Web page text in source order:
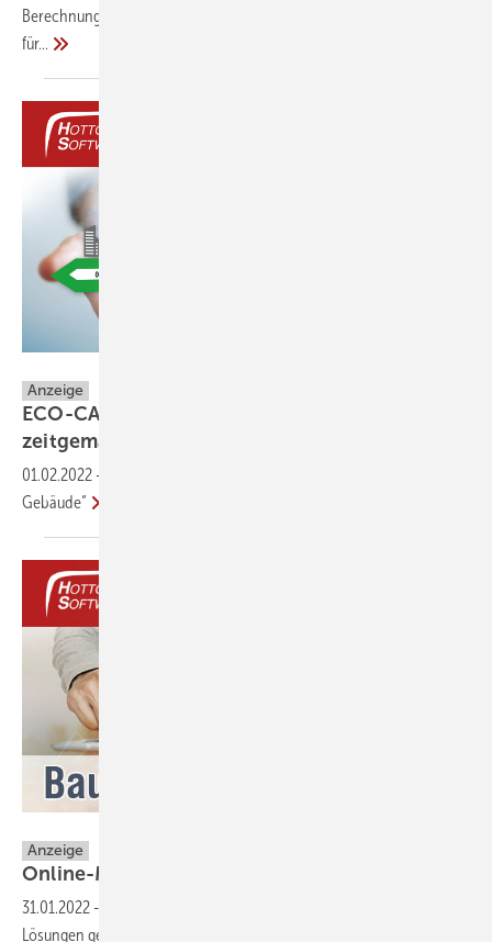
Berechnungsalgorithmen nach Vorgaben der Deutschen Gesellschaft
für...
Anzeige
ECO-CAD von Hottgenroth – DAS Tool für eine
zeitgemäße
01.02.2022 -
Gebäude“
Anzeige
Online-Messe 15. – 17. Februar: Bauen
31.01.2022 -
Lösungen gefordert, denn auch im Jahr 2022 finden öffentliche